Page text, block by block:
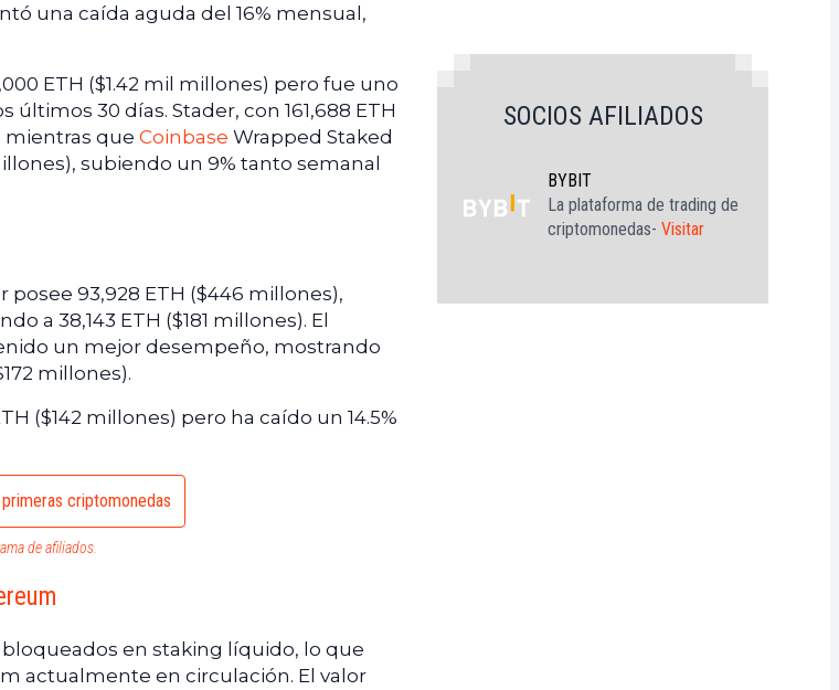
una caída aguda del 16% mensual,
ETH ($1.42 mil millones) pero fue uno
30 días. Stader, con 161,688 ETH
mientras que Coinbase Wrapped Staked
subiendo un 9% tanto semanal
93,928 ETH ($446 millones),
a 38,143 ETH ($181 millones). El
un mejor desempeño, mostrando
millones).
($142 millones) pero ha caído un 14.5%
criptomonedas
de afiliados.
en staking líquido, lo que
actualmente en circulación. El valor
SOCIOS AFILIADOS
BYBIT
La plataforma de trading de
criptomonedas- Visitar